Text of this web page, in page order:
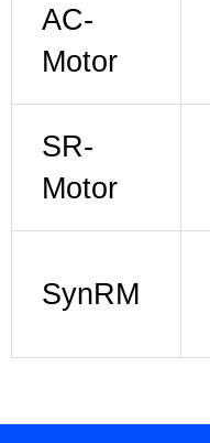
AC-
Motor
SR-
Motor
Syn­RM